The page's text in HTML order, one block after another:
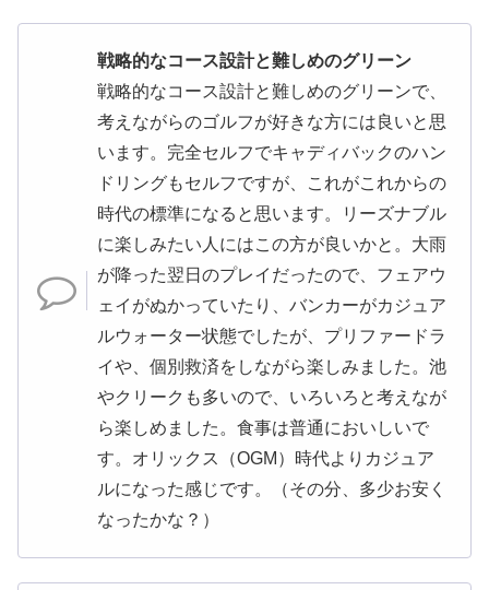
戦略的なコース設計と難しめのグリーン
戦略的なコース設計と難しめのグリーンで、
考えながらのゴルフが好きな方には良いと思
います。完全セルフでキャディバックのハン
ドリングもセルフですが、これがこれからの
時代の標準になると思います。リーズナブル
に楽しみたい人にはこの方が良いかと。大雨
が降った翌日のプレイだったので、フェアウ
ェイがぬかっていたり、バンカーがカジュア
ルウォーター状態でしたが、プリファードラ
イや、個別救済をしながら楽しみました。池
やクリークも多いので、いろいろと考えなが
ら楽しめました。食事は普通においしいで
す。オリックス（OGM）時代よりカジュア
ルになった感じです。（その分、多少お安く
なったかな？）